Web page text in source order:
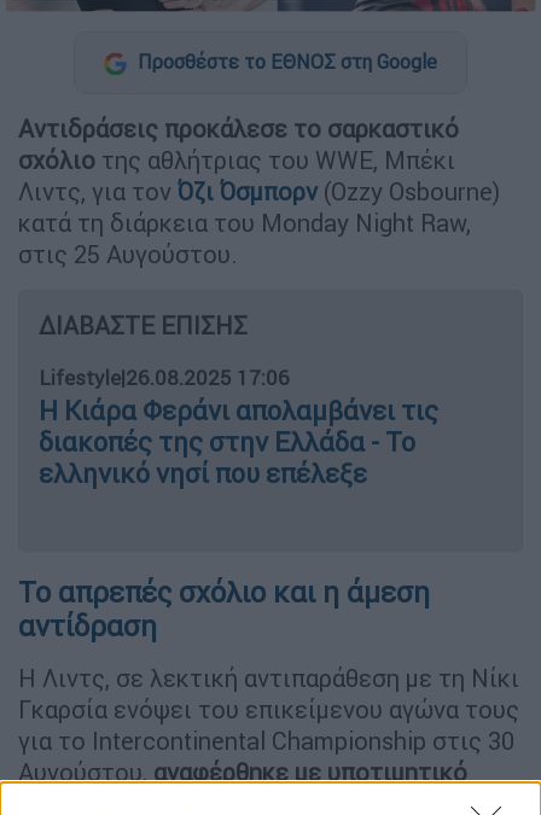
Προσθέστε το ΕΘΝΟΣ στη Google
Αντιδράσεις προκάλεσε το σαρκαστικό
σχόλιο της αθλήτριας του WWE, Μπέκι
Λιντς, για τον Όζι Όσμπορν(Ozzy Osbourne)
κατά τη διάρκεια του Monday Night Raw,
στις 25 Αυγούστου.
ΔΙΑΒΑΣΤΕ ΕΠΙΣΗΣ
Lifestyle|26.08.2025 17:06
Η Κιάρα Φεράνι απολαμβάνει τις
διακοπές της στην Ελλάδα - Το
ελληνικό νησί που επέλεξε
Το απρεπές σχόλιο και η άμεση
αντίδραση
Η Λιντς, σε λεκτική αντιπαράθεση με τη Νίκι
Γκαρσία ενόψει του επικείμενου αγώνα τους
για το Intercontinental Championship στις 30
Αυγούστου, αναφέρθηκε με υποτιμητικό